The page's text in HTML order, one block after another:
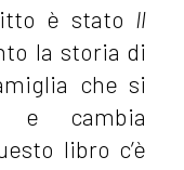
è stato Il
la storia di
che si
e cambia
libro c’è